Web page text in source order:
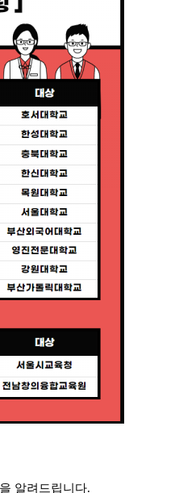
알려드립니다.